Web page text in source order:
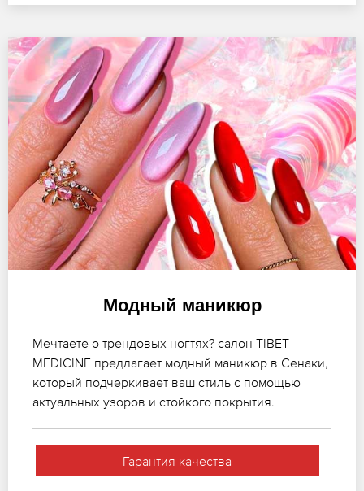
Модный маникюр
Мечтаете о трендовых ногтях? салон TIBET-
MEDICINE предлагает модный маникюр в Сенаки,
который подчеркивает ваш стиль с помощью
актуальных узоров и стойкого покрытия.
Гарантия качества